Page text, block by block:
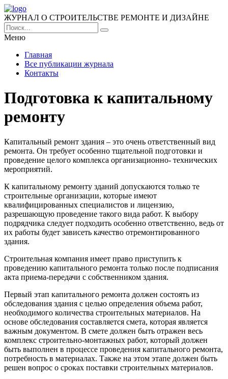
ЖУРНАЛ О СТРОИТЕЛЬСТВЕ РЕМОНТЕ И ДИЗАЙНЕ
Меню
Главная
Все публикации журнала
Контакты
Подготовка к капитальному
ремонту
Капитальный ремонт здания – это очень ответственный вид
ремонта. Он требует особенно тщательной подготовки и
проведение целого комплекса организационно- технических
мероприятий.
К капитальному ремонту зданий допускаются только те
строительные организации, которые имеют
квалифицированных специалистов и лицензию,
разрешающую проведение такого вида работ. К выбору
подрядчика следует подходить особенно ответственно, ведь от
их работы будет зависеть качество отремонтированного
здания.
Строительная компания имеет право приступить к
проведению капитального ремонта только после подписания
акта приема-передачи с собственником здания.
Первый этап капитального ремонта должен состоять из
обследования здания с целью определения объема работ,
необходимого количества строительных материалов. На
основе обследования составляется смета, которая является
важным документом. В смете должен быть отражен весь
комплекс строительно-монтажных работ, который должен
быть выполнен в процессе проведения капитального ремонта,
потребность в материалах. Также на этом этапе должен быть
решен вопрос о сроках поставки строительных материалов.